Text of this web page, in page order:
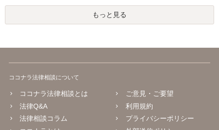
もっと見る
ココナラ法律相談について
ココナラ法律相談とは
法律Q&A
法律相談コラム
ご意見・ご要望
利用規約
プライバシーポリシー